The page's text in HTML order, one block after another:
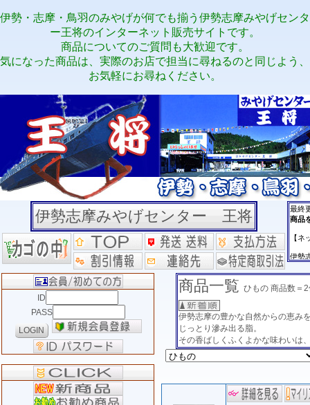
伊勢・志摩・鳥羽のみやげが何でも揃う伊勢志摩みやげセンタ
ー王将のインターネット販売サイトです。
商品についてのご質問も大歓迎です。
気になった商品は、実際のお店で担当に尋ねるのと同じよう、
お気軽にお尋ねください。
伊勢志摩みやげセンター 王将
ID
PASS
商品一覧 ひもの 商品数＝
伊勢志摩の豊かな自然からの恵み
じっとり滲み出る脂。
その香ばしくふくよかな味わいは